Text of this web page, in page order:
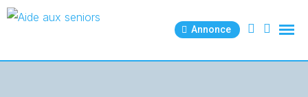
Skip
Annonce